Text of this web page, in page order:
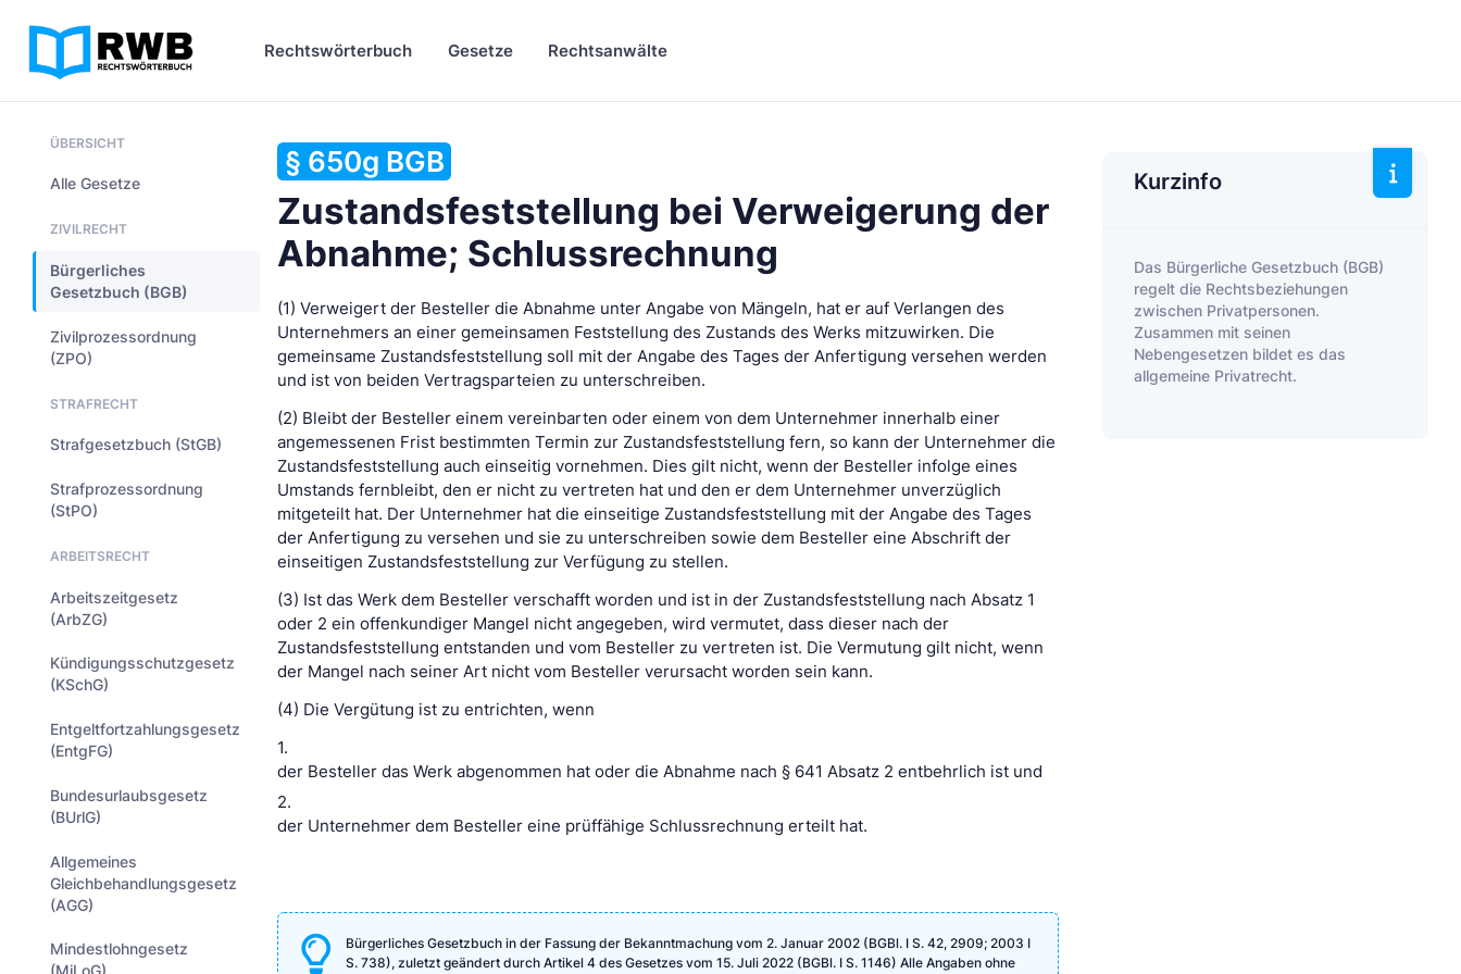
Rechtswörterbuch Gesetze Rechtsanwälte
ÜBERSICHT
Alle Gesetze
ZIVILRECHT
Bürgerliches
Gesetzbuch (BGB)
Zivilprozessordnung
(ZPO)
STRAFRECHT
Strafgesetzbuch (StGB)
Strafprozessordnung
(StPO)
ARBEITSRECHT
Arbeitszeitgesetz
(ArbZG)
Kündigungsschutzgesetz
(KSchG)
Entgeltfortzahlungsgesetz
(EntgFG)
Bundesurlaubsgesetz
(BUrlG)
Allgemeines
Gleichbehandlungsgesetz
(AGG)
Mindestlohngesetz
§ 650g BGB
Zustandsfeststellung bei Verweigerung der
Abnahme; Schlussrechnung
(1) Verweigert der Besteller die Abnahme unter Angabe von Mängeln, hat er auf Verlangen des
Unternehmers an einer gemeinsamen Feststellung des Zustands des Werks mitzuwirken. Die
gemeinsame Zustandsfeststellung soll mit der Angabe des Tages der Anfertigung versehen werden
und ist von beiden Vertragsparteien zu unterschreiben.
(2) Bleibt der Besteller einem vereinbarten oder einem von dem Unternehmer innerhalb einer
angemessenen Frist bestimmten Termin zur Zustandsfeststellung fern, so kann der Unternehmer die
Zustandsfeststellung auch einseitig vornehmen. Dies gilt nicht, wenn der Besteller infolge eines
Umstands fernbleibt, den er nicht zu vertreten hat und den er dem Unternehmer unverzüglich
mitgeteilt hat. Der Unternehmer hat die einseitige Zustandsfeststellung mit der Angabe des Tages
der Anfertigung zu versehen und sie zu unterschreiben sowie dem Besteller eine Abschrift der
einseitigen Zustandsfeststellung zur Verfügung zu stellen.
(3) Ist das Werk dem Besteller verschafft worden und ist in der Zustandsfeststellung nach Absatz 1
oder 2 ein offenkundiger Mangel nicht angegeben, wird vermutet, dass dieser nach der
Zustandsfeststellung entstanden und vom Besteller zu vertreten ist. Die Vermutung gilt nicht, wenn
der Mangel nach seiner Art nicht vom Besteller verursacht worden sein kann.
(4) Die Vergütung ist zu entrichten, wenn
1.
der Besteller das Werk abgenommen hat oder die Abnahme nach § 641 Absatz 2 entbehrlich ist und
2.
der Unternehmer dem Besteller eine prüffähige Schlussrechnung erteilt hat.
Bürgerliches Gesetzbuch in der Fassung der Bekanntmachung vom 2. Januar 2002 (BGBl. I S. 42, 2909; 2003 I
S. 738), zuletzt geändert durch Artikel 4 des Gesetzes vom 15. Juli 2022 (BGBl. I S. 1146) Alle Angaben ohne
Kurzinfo
Das Bürgerliche Gesetzbuch (BGB)
regelt die Rechtsbeziehungen
zwischen Privatpersonen.
Zusammen mit seinen
Nebengesetzen bildet es das
allgemeine Privatrecht.